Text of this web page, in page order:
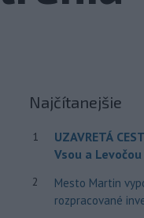
Najčítanejšie
1
UZAVRETÁ
Vsou a
2
Mesto Martin
rozpracované